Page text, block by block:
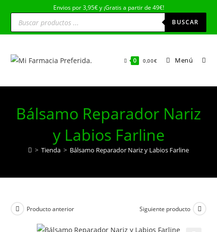
contenido
Envios por 3,95€ y ¡Gratis a partir de 49€!
Búsqueda
productos BUSCAR
0 0,00€ Menú
Bálsamo Reparador Nariz
y Labios Farline
> Tienda > Bálsamo Reparador Nariz y Labios Farline
Producto anterior Siguiente producto